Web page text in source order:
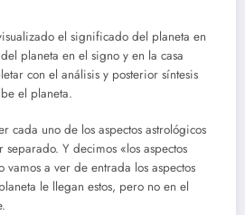
el significado del planeta en
planeta en el signo y en la casa
con el análisis y posterior síntesis
el planeta.
cada uno de los aspectos astrológicos
Y decimos «los aspectos
a ver de entrada los aspectos
le llegan estos, pero no en el